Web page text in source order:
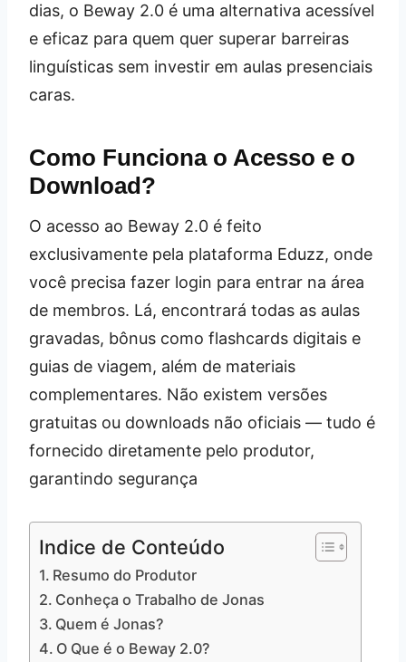
dias, o Beway 2.0 é uma alternativa acessível
e eficaz para quem quer superar barreiras
linguísticas sem investir em aulas presenciais
caras.
Como Funciona o Acesso e o
Download?
O acesso ao Beway 2.0 é feito
exclusivamente pela plataforma Eduzz, onde
você precisa fazer login para entrar na área
de membros. Lá, encontrará todas as aulas
gravadas, bônus como flashcards digitais e
guias de viagem, além de materiais
complementares. Não existem versões
gratuitas ou downloads não oficiais — tudo é
fornecido diretamente pelo produtor,
garantindo segurança
Indice de Conteúdo
Resumo do Produtor
Conheça o Trabalho de Jonas
Quem é Jonas?
O Que é o Beway 2.0?